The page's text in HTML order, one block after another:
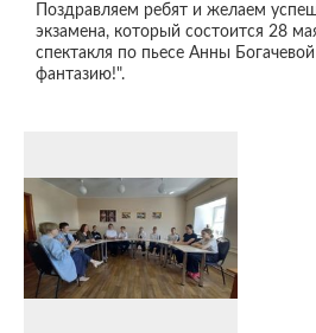
Поздравляем ребят и желаем
экзамена, который состоится 28
спектакля по пьесе Анны
фантазию!".